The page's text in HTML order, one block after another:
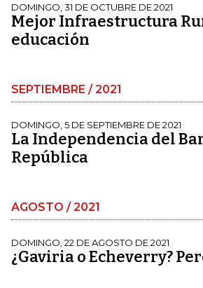
DOMINGO, 31 DE OCTUBRE DE 2021
Mejor Infraestructura
educación
SEPTIEMBRE / 2021
DOMINGO, 5 DE SEPTIEMBRE DE 2021
La Independencia del
República
AGOSTO / 2021
DOMINGO, 22 DE AGOSTO DE 2021
¿Gaviria o Echeverry?